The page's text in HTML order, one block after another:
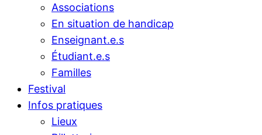
Associations
En situation de handicap
Enseignant.e.s
Étudiant.e.s
Familles
Festival
Infos pratiques
Lieux